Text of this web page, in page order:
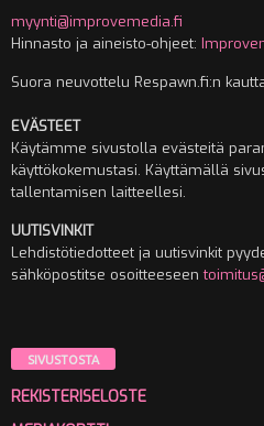
myynti@improvemedia.fi
Hinnasto ja aineisto-ohjeet:
Suora neuvottelu Respawn.fi:n
EVÄSTEET
Käytämme sivustolla evästeitä
käyttökokemustasi. Käyttämällä
tallentamisen laitteellesi.
UUTISVINKIT
Lehdistötiedotteet ja uutisvinkit
sähköpostitse osoitteeseen
SIVUSTOSTA
REKISTERISELOSTE